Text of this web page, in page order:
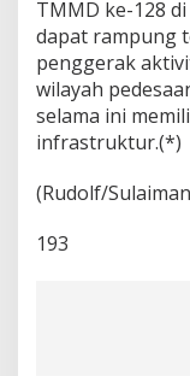
TMMD ke-128
dapat rampung
penggerak
wilayah
selama ini
infrastruktur.(*)
(Rudolf/
193